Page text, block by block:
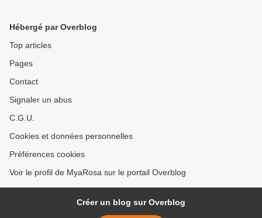
Hébergé par Overblog
Top articles
Pages
Contact
Signaler un abus
C.G.U.
Cookies et données personnelles
Préférences cookies
Voir le profil de MyaRosa sur le portail Overblog
Créer un blog sur Overblog